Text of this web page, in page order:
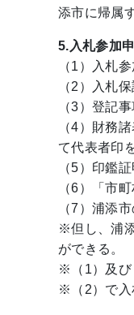
添市に帰属
5.入札参加
（1）入札
（2）入札
（3）登記
（4）財務
て代表者印
（5）印鑑
（6）「市
（7）浦添
※但し、浦
ができる。
※（1）及び
※（2）で入